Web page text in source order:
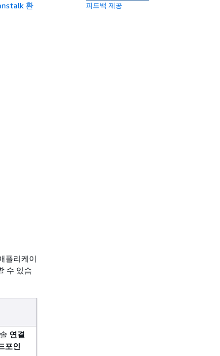
환
플리케이
수 있습
연결
포인
피드백 제공